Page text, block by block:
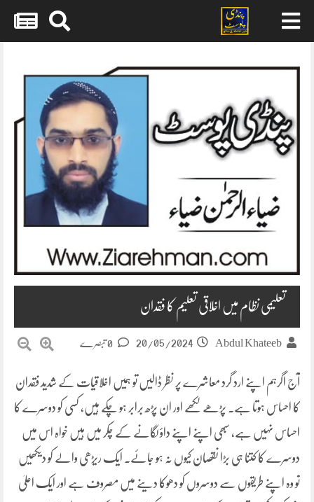
content
تعلیمی نظام میں اخلاقی تعلیم کا فقدان
Abdul Khateeb
20/05/2024
آج اگرہم اپنے ارد گرد معاشرے پر نظر ڈالیں تو ہمیں اخلاقیات کے شدید فقدان
کا احساس ہوتا ہے۔ پڑھے لکھے اور ان پڑھ برابر ہو چکے ہیں، کسی کو دوسرے کا
احساس نہیں ہے، سبھی اپنے اپنے داؤ لگانے کے چکر میں ہیں خواہ اس میں
دوسرے کا کتنا ہی بڑا نقصان کیوں نہ ہو جائے۔ ایک ریڑھی والے کو دیکھیں
تو وہ اپنے طریقوں سے دوسروں کو دھوکا دینے میں مصروف ہے اور ایک اعلیٰ